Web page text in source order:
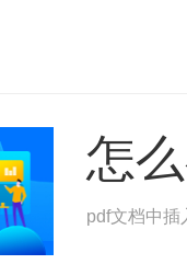
怎
pdf文档中插